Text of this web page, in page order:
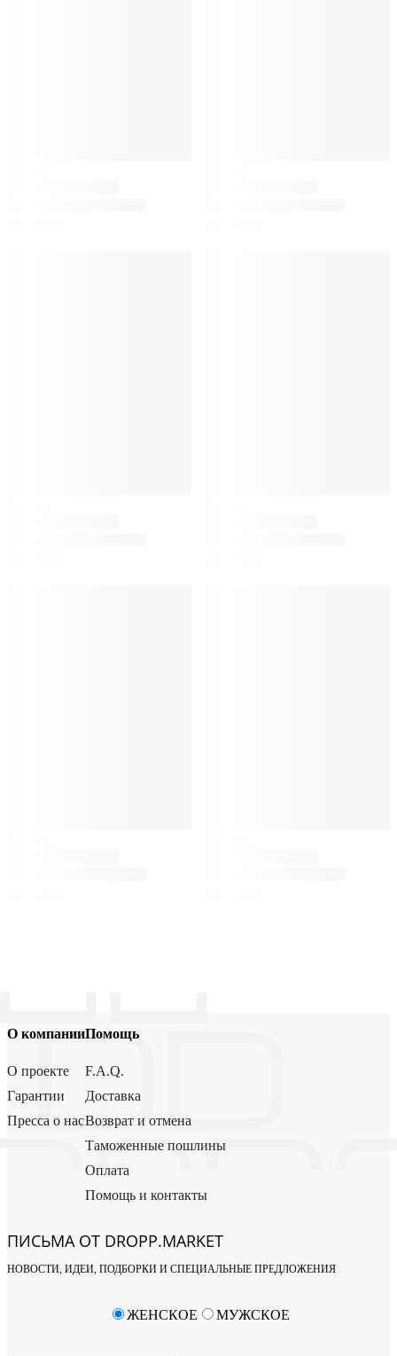
О компании
О проекте
Гарантии
Пресса о нас
Помощь
F.A.Q.
Доставка
Возврат и отмена
Таможенные пошлины
Оплата
Помощь и контакты
ПИСЬМА ОТ DROPP.MARKET
НОВОСТИ, ИДЕИ, ПОДБОРКИ И СПЕЦИАЛЬНЫЕ ПРЕДЛОЖЕНИЯ
ЖЕНСКОЕ МУЖСКОЕ